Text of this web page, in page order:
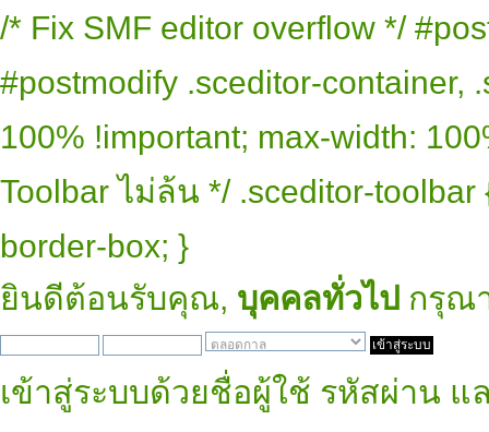
/* Fix SMF editor overflow */
#postmodify .sceditor-container,
100% !important; max-width:
Toolbar ไม่ล้น */ .sceditor-
border-box; }
ยินดีต้อนรับคุณ, บุคคลทั่วไป กรุณ
เข้าสู่ระบบด้วยชื่อผู้ใช้ รหัสผ่าน แ